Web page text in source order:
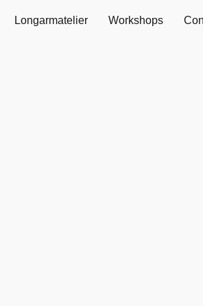
Longarmatelier Workshops